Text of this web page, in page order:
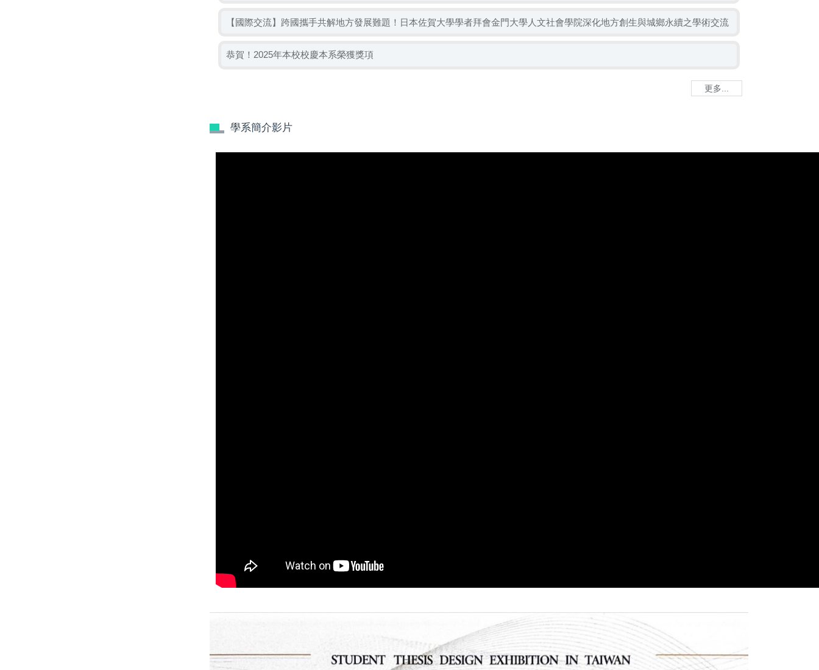
【國際交流】跨國攜手共解地方發展難題！日本佐賀大學學者拜會金門大學人文社會學院深化地方創生與城鄉永續之學術交流
恭賀！2025年本校校慶本系榮獲獎項
更多...
學系簡介影片